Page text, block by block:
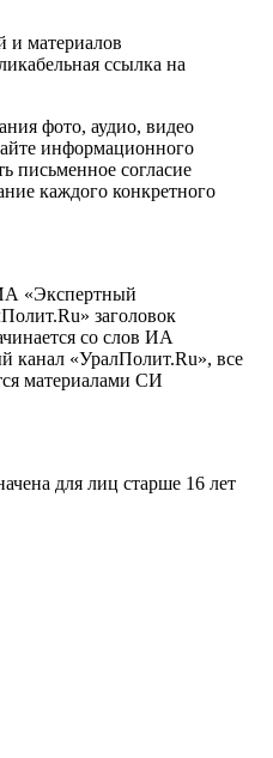
и материалов
ссылка на
фото, аудио, видео
информационного
письменное согласие
каждого конкретного
«Экспертный
заголовок
со слов ИА
канал «УралПолит.Ru», все
материалами СИ
для лиц старше 16 лет